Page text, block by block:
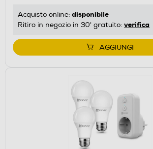
Acquisto online: disponibile
Ritiro in negozio in 30' gratuito: verifica
AGGIUNGI